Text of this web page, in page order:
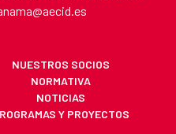
NUESTROS SOCIOS
NORMATIVA
NOTICIAS
Y PROYECTOS